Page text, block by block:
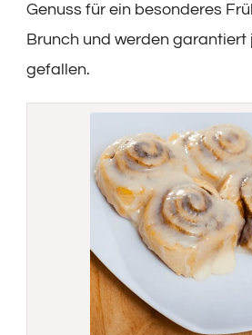
Genuss für ein besonderes
Brunch und werden garantiert
gefallen.